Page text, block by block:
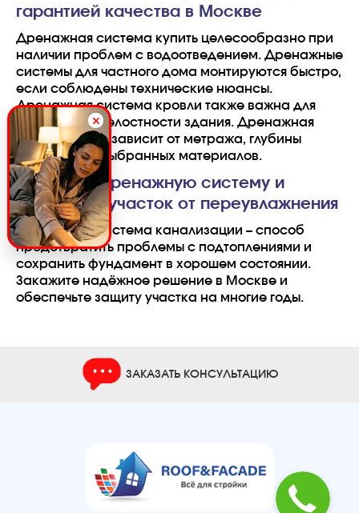
гарантией качества в Москве
Дренажная система купить целесообразно при
наличии проблем с водоотведением. Дренажные
системы для частного дома монтируются быстро,
если соблюдены технические нюансы.
Дренажная система кровли также важна для
сохранения целостности здания. Дренажная
система цена зависит от метража, глубины
заложения и выбранных материалов.
Закажите дренажную систему и
сохраните участок от переувлажнения
Дренажная система канализации – способ
предотвратить проблемы с подтоплениями и
сохранить фундамент в хорошем состоянии.
Закажите надёжное решение в Москве и
обеспечьте защиту участка на многие годы.
ЗАКАЗАТЬ КОНСУЛЬТАЦИЮ